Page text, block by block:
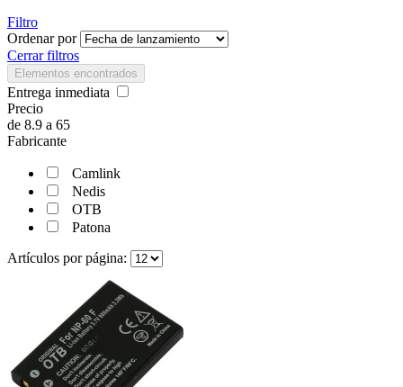
Filtro
Ordenar por
Cerrar filtros
Elementos encontrados
Entrega inmediata
Precio
de 8.9 a 65
Fabricante
Camlink
Nedis
OTB
Patona
Artículos por página: